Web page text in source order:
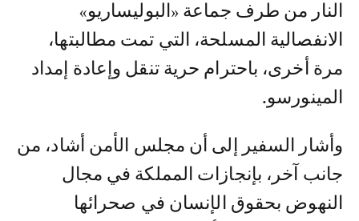
النار من طرف جماعة «البوليساريو»
الانفصالية المسلحة، التي تمت مطالبتها،
مرة أخرى، باحترام حرية تنقل وإعادة إمداد
المينورسو.
وأشار السفير إلى أن مجلس الأمن أشاد، من
جانب آخر، بإنجازات المملكة في مجال
النهوض بحقوق الإنسان في صحرائها